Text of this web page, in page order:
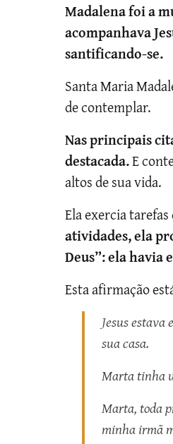
Madalena foi a
acompanhava
santificando-se.
Santa Maria
de contemplar.
Nas principais
destacada.E
altos de sua vida.
Ela exercia
atividades, ela
Deus”: ela
Esta afirmação
Jesus
sua casa.
Marta tinha
Marta, toda
minha irmã